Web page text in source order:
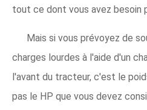
tout ce dont vous avez besoin
Mais si vous prévoyez de
charges lourdes à l'aide d'un
l'avant du tracteur, c'est le
pas le HP que vous devez